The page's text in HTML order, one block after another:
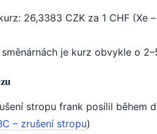
26,3383 CZK za 1 CHF (Xe
je kurz obvykle o
stropu frank posílil během
– zrušení stropu)